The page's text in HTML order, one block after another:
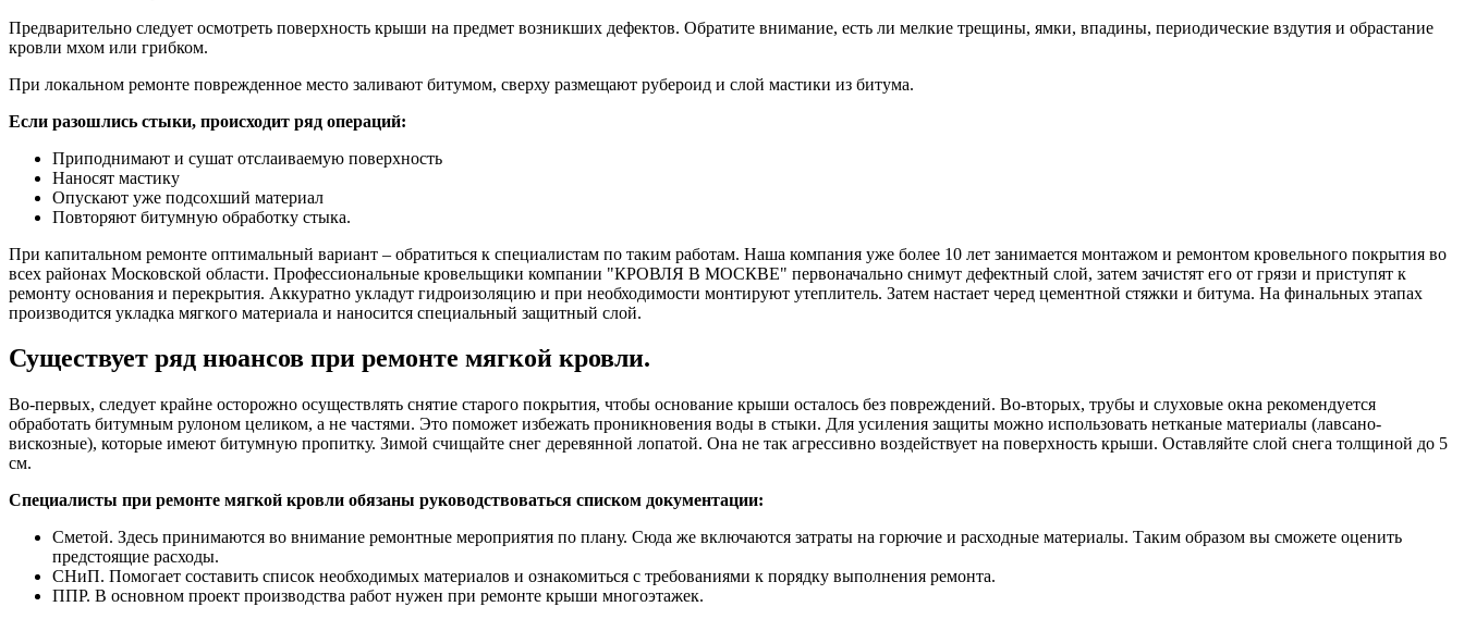
Предварительно следует осмотреть поверхность крыши на предмет возникших дефектов. Обратите внимание, есть ли мелкие трещины, ямки, впадины, периодические вздутия и обрастание
кровли мхом или грибком.
При локальном ремонте поврежденное место заливают битумом, сверху размещают рубероид и слой мастики из битума.
Если разошлись стыки, происходит ряд операций:
Приподнимают и сушат отслаиваемую поверхность
Наносят мастику
Опускают уже подсохший материал
Повторяют битумную обработку стыка.
При капитальном ремонте оптимальный вариант – обратиться к специалистам по таким работам. Наша компания уже более 10 лет занимается монтажом и ремонтом кровельного покрытия во
всех районах Московской области. Профессиональные кровельщики компании "КРОВЛЯ В МОСКВЕ" первоначально снимут дефектный слой, затем зачистят его от грязи и приступят к
ремонту основания и перекрытия. Аккуратно укладут гидроизоляцию и при необходимости монтируют утеплитель. Затем настает черед цементной стяжки и битума. На финальных этапах
производится укладка мягкого материала и наносится специальный защитный слой.
Существует ряд нюансов при ремонте мягкой кровли.
Во-первых, следует крайне осторожно осуществлять снятие старого покрытия, чтобы основание крыши осталось без повреждений. Во-вторых, трубы и слуховые окна рекомендуется
обработать битумным рулоном целиком, а не частями. Это поможет избежать проникновения воды в стыки. Для усиления защиты можно использовать нетканые материалы (лавсано-
вискозные), которые имеют битумную пропитку. Зимой счищайте снег деревянной лопатой. Она не так агрессивно воздействует на поверхность крыши. Оставляйте слой снега толщиной до 5
см.
Специалисты при ремонте мягкой кровли обязаны руководствоваться списком документации:
Сметой. Здесь принимаются во внимание ремонтные мероприятия по плану. Сюда же включаются затраты на горючие и расходные материалы. Таким образом вы сможете оценить
предстоящие расходы.
СНиП. Помогает составить список необходимых материалов и ознакомиться с требованиями к порядку выполнения ремонта.
ППР. В основном проект производства работ нужен при ремонте крыши многоэтажек.